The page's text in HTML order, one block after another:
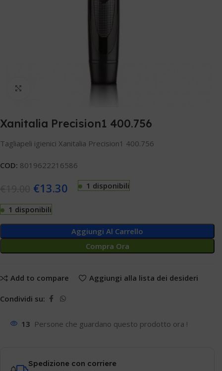
Clicca per ingrandire
Xanitalia Precision1 400.756
Tagliapeli igienici Xanitalia Precision1 400.756
COD: 8019622216586
€13.30 1 disponibili
1 disponibili
Aggiungi Al Carrello
Compra Ora
Add to compare Aggiungi alla lista dei desideri
Condividi su:
13 Persone che guardano questo prodotto ora !
Spedizione con corriere